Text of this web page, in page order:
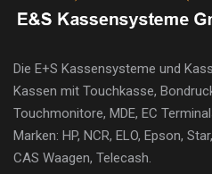
Die E+S Kassensysteme und
Kassen mit Touchkasse,
Touchmonitore, MDE, EC
Marken: HP, NCR, ELO, Epson,
CAS Waagen, Telecash.